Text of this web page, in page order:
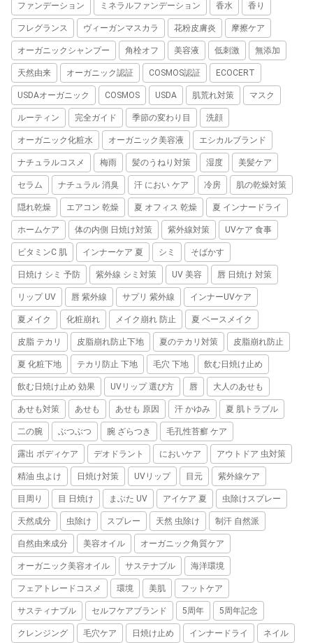
ファンデーション ミネラルファンデーション 香水 香り
フレグランス ヴィーガンマスカラ 花粉皮膚炎 摩擦ケア
オーガニックシャンプー 角栓オフ 美容液 低刺激 無添加
天然由来 オーガニック認証 COSMOS認証 ECOCERT
USDAオーガニック COSMOS USDA 肌荒れ対策 マスク
ルーティン 完全ガイド 季節の変わり目 洗顔
オーガニック化粧水 オーガニック美容液 エシカルブランド
ナチュラルコスメ 梅雨 髪のうねり対策 湿度 美髪ケア
セラム ナチュラル 消臭 汗 におい ケア 冷房 肌の乾燥対策
隠れ乾燥 エアコン 乾燥 夏 オフィス 乾燥 夏 インナードライ
ホームケア 体の内側 日焼け対策 紫外線対策 UVケア 食事
ビタミンC 肌 インナーケア 夏 シミ そばかす
日焼け シミ 予防 紫外線 シミ対策 UV 美容 唇 日焼け 対策
リップ UV 唇 紫外線 サプリ 紫外線 インナーUVケア
夏メイク 化粧崩れ メイク崩れ 防止 夏 ベースメイク
皮脂 テカリ 皮脂崩れ防止下地 夏のテカリ対策 皮脂崩れ防止
夏 化粧下地 テカリ防止 下地 毛穴 下地 飲む日焼け止め
飲む日焼け止め 効果 UVリップ 選び方 唇 大人のあせも
あせも対策 あせも あせも 原因 汗 かゆみ 夏 肌トラブル
二の腕 ぶつぶつ 腕 ざらつき 毛孔性苔癬 ケア
露出 ボディケア デオドラント においケア アウトドア 虫対策
精油 虫よけ 日焼け対策 UVリップ 目元 紫外線ケア
目周り 目 日焼け まぶた UV アイケア 夏 虫除けスプレー
天然成分 虫除け スプレー 天然 虫除け 制汗 自然派
自然由来成分 美容オイル オーガニック角質ケア
オーガニック美容オイル サステナブル 海洋環境
フェアトレードコスメ 環境 美肌 フットケア
サスティナブル セルフケアブランド 5周年 5周年記念
クレンジング 毛穴ケア 日焼け止め インナードライ ネイル